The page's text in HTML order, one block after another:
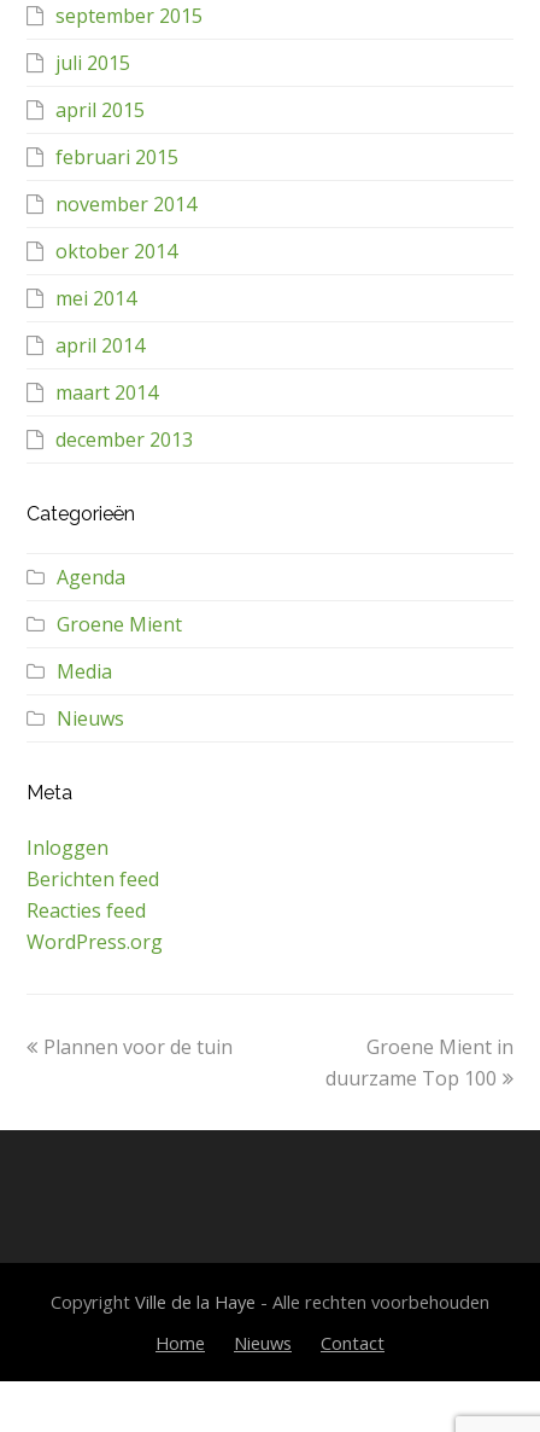
september 2015
juli 2015
april 2015
februari 2015
november 2014
oktober 2014
mei 2014
april 2014
maart 2014
december 2013
Categorieën
Agenda
Groene Mient
Media
Nieuws
Meta
Inloggen
Berichten feed
Reacties feed
WordPress.org
previous
Plannen voor de tuin
next
post:
Groene Mient in
duurzame Top 100
Copyright Ville de la Haye - Alle rechten voorbehouden
Home
Nieuws Contact